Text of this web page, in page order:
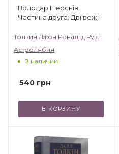
Володар Перснів.
Частина друга: Дві вежі
Толкин Джон Рональд Руэл
Астролябия
В наличии
540 грн
В КОРЗИНУ